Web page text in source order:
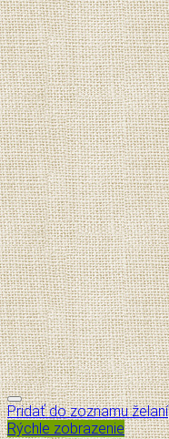
Pridať do zoznamu želaní
Rýchle zobrazenie